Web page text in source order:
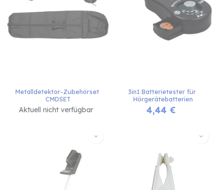
Metalldetektor-Zubehörset
CMDSET
Aktuell nicht verfügbar
3in1 Batterietester für
Hörgerätebatterien
4,44 €